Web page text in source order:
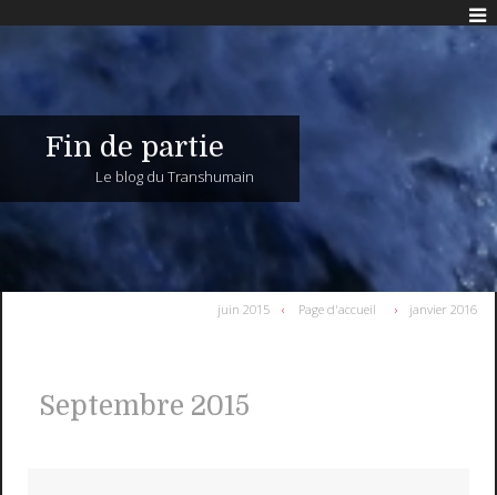
Fin de partie
Le blog du Transhumain
juin 2015 Page d'accueil janvier 2016
Septembre 2015